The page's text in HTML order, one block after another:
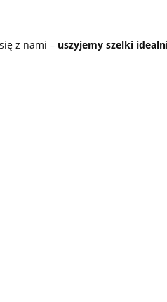
z nami – uszyjemy szelki